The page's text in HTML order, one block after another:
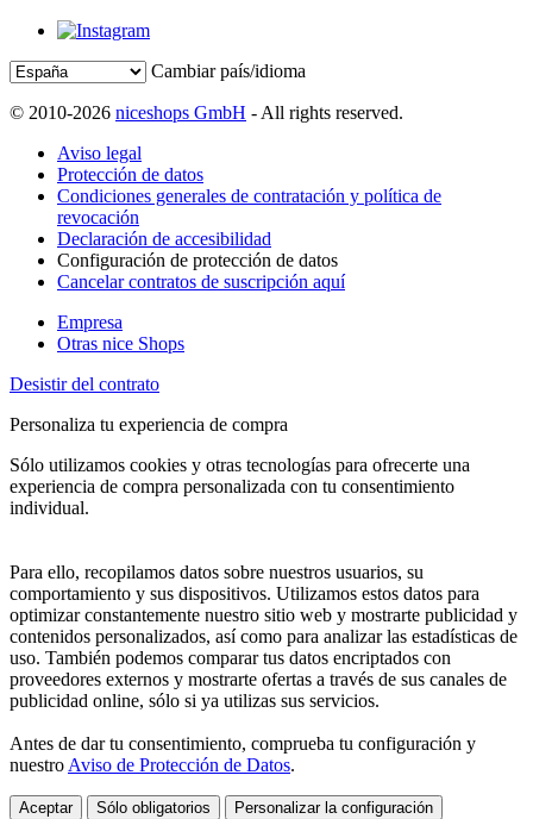
Cambiar país/idioma
© 2010-2026 niceshops GmbH - All rights reserved.
Aviso legal
Protección de datos
Condiciones generales de contratación y política de
revocación
Declaración de accesibilidad
Configuración de protección de datos
Cancelar contratos de suscripción aquí
Empresa
Otras nice Shops
Desistir del contrato
Personaliza tu experiencia de compra
Sólo utilizamos cookies y otras tecnologías para ofrecerte una
experiencia de compra personalizada con tu consentimiento
individual.
Para ello, recopilamos datos sobre nuestros usuarios, su
comportamiento y sus dispositivos. Utilizamos estos datos para
optimizar constantemente nuestro sitio web y mostrarte publicidad y
contenidos personalizados, así como para analizar las estadísticas de
uso. También podemos comparar tus datos encriptados con
proveedores externos y mostrarte ofertas a través de sus canales de
publicidad online, sólo si ya utilizas sus servicios.
Antes de dar tu consentimiento, comprueba tu configuración y
nuestro Aviso de Protección de Datos.
Aceptar Sólo obligatorios Personalizar la configuración